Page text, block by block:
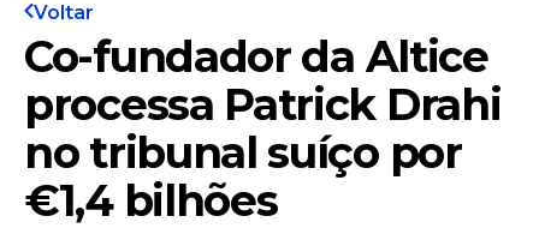
Voltar
Co-fundador da Altice
processa Patrick Drahi
no tribunal suíço por
€1,4 bilhões